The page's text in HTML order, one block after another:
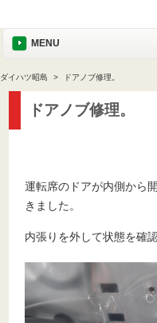
MENU
ダイハツ昭島 ドアノブ修理。
ドアノブ修理。
運転席のドアが内側から
きました。
内張りを外して状態を確